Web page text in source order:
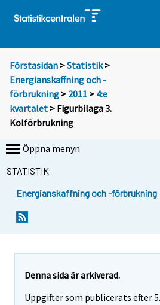
Förstasidan >Statistik >
Energianskaffning och -
förbrukning > 2011 > 4:e
kvartalet > Figurbilaga 3.
Kolförbrukning
Öppna menyn
STATISTIK
Energianskaffning och -förbrukning
Denna sida är arkiverad.
Uppgifter som publicerats efter